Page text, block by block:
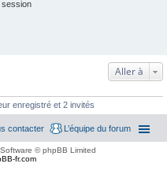
session
Aller à
enregistré et 2 invités
L’équipe du forum
contacter
© phpBB Limited
fr.com